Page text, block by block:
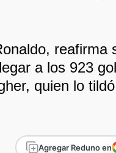
reafirma
a los 923
quien lo
Agregar Reduno en